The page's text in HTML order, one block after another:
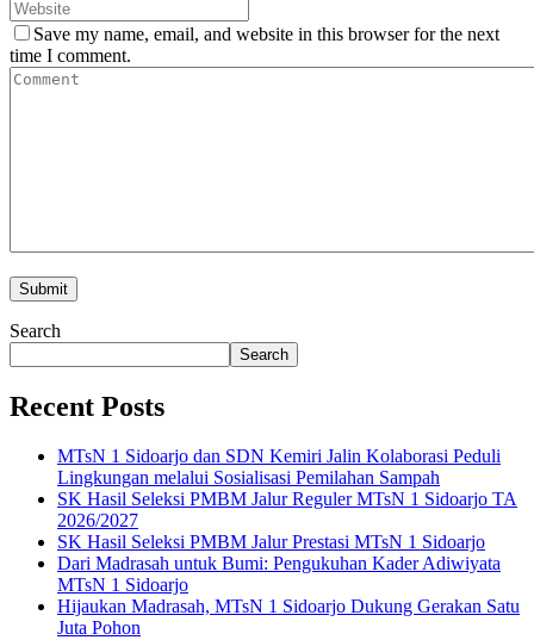
Save my name, email, and website in this browser for the next
time I comment.
Search
Search
Recent Posts
MTsN 1 Sidoarjo dan SDN Kemiri Jalin Kolaborasi Peduli
Lingkungan melalui Sosialisasi Pemilahan Sampah
SK Hasil Seleksi PMBM Jalur Reguler MTsN 1 Sidoarjo TA
2026/2027
SK Hasil Seleksi PMBM Jalur Prestasi MTsN 1 Sidoarjo
Dari Madrasah untuk Bumi: Pengukuhan Kader Adiwiyata
MTsN 1 Sidoarjo
Hijaukan Madrasah, MTsN 1 Sidoarjo Dukung Gerakan Satu
Juta Pohon